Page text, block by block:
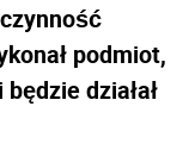
podmiot,
działał